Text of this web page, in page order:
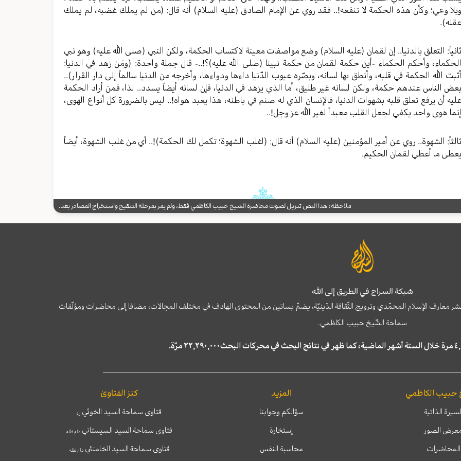
وبلا وعي؛ وكأن هذه الحكمة لا تنفعه!.. فقد روي عن الإمام الصادق (عليه السلام) أنه قال: (من لم يملك غضبه، لم يملك
عقله).
ثانياً: التعلق بالدنيا.. إن لقمان (عليه السلام) وضع مواصفات معينة لاكتساب الحكمة، ولكن النبي (صلی الله عليه) وهو نبي
الحكماء، وأحكم الحكماء -أين حكمة لقمان من حكمة نبينا (صلی الله عليه)؟!..- قال جملة واحدة: (ومَن زهد في الدنيا:
أثبت الله الحكمة في قلبه، وأنطق بها لسانه، وبصّره عيوب الدّنيا داءها ودواءها، وأخرجه من الدنيا سالماً إلى دار القرار)..
بعض الناس عندهم حكمة، ولكن لسانه غير طليق، أما الذي يزهد في الدنيا، فإن لسانه أيضاً يسدد.. لذا، فمن أراد الحكمة
عليه أن يرفع تعلق قلبه بشهوات الدنيا، فالإنسان الذي له صنم في باطنه، هذا يعبد هواه!.. ليس بالضرورة كل أنواع الهوى،
إنما هوى واحد يكفي لجعل القلب معبداً لغير الله عز وجل!..
ثالثاً: الشهوة.. روي عن أمير المؤمنين (عليه السلام) أنه قال: (اغلب الشهوة؛ تكمل لك الحكمة)!.. أي من غلب الشهوة، أيضاً
يعطى ما أعطي لقمان الحكيم.
ملاحظة: هذا النص تنزيل لصوت محاضرة الشيخ حبيب الكاظمي فقط، ولم يمر بمرحلة التنقيح واستخراج المصادر بعد.
شبكة السراج في الطريق إلى الله
معارف الإسلام المحمّدي وترويج الثّقافة الدّينيّة، يضمّ بساتين من المحتوى الهادف في مختلف المجالات، مضافا إلى محاضرات ومؤلّفات
سماحة الشّيخ حبيب الكاظمي.
حبيب الكاظمي
الذاتية
الصور
المحاضرات
المزيد
سؤالكم وجوابنا
إستخارة
محاسبة النفس
كنز الفتاوىٰ
فتاوى سماحة السيد الخوئي ره
فتاوى سماحة السيد السيستاني دام ظله
فتاوى سماحة السيد الخامنئيدام ظله